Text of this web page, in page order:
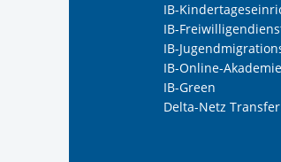
Neutrale
Unternehmen
Nachname, Vorname
IB-
IB-
IB-
IB-Online-Akademie
IB-Green
Delta-Netz Transfer